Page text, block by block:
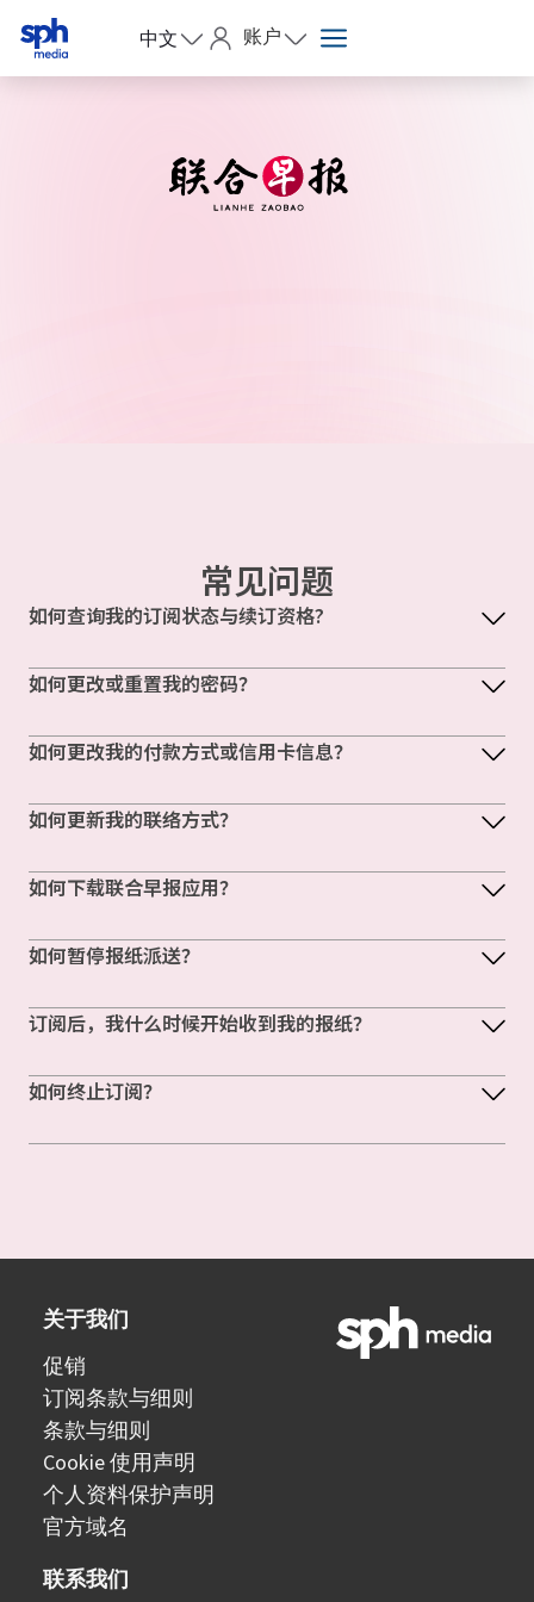
中文 账户
常见问题
如何查询我的订阅状态与续订资格?
如何更改或重置我的密码？
如何更改我的付款方式或信用卡信息？
如何更新我的联络方式？
如何下载联合早报应用？
如何暂停报纸派送？
订阅后，我什么时候开始收到我的报纸？
如何终止订阅？
关于我们
促销
订阅条款与细则
条款与细则
Cookie 使用声明
个人资料保护声明
官方域名
联系我们